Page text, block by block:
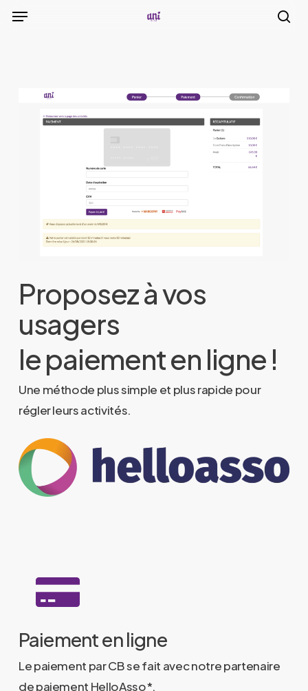
SkipMenu
Proposez à vos
usagers
le paiement en ligne !
Une méthode plus simple et plus rapide pour
régler leurs activités.
Paiement en ligne
Le paiement par CB se fait avec notre partenaire
de paiement HelloAsso*.